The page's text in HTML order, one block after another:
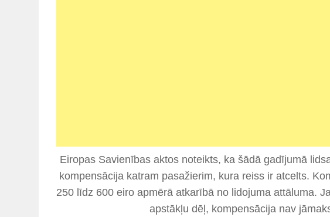
Eiropas Savienības aktos noteikts, ka šādā gadījumā
kompensācija katram pasažierim, kura reiss ir atcelts.
250 līdz 600 eiro apmērā atkarībā no lidojuma attāluma.
apstākļu dēļ, kompensācija nav